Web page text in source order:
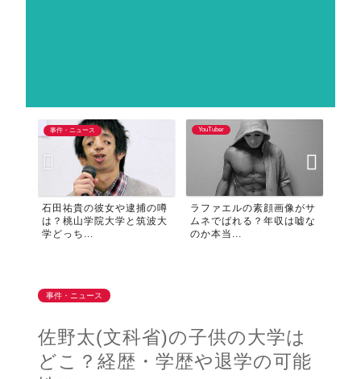
事件・ニュース
石田祐貴の彼女や逮捕の噂
は？桃山学院大学と筑波大
学どっち...
YouTuber
ラファエルの素顔画像がサ
ムネでばれる？年収は嘘な
のか本当...
事件・ニュース
佐野太(文科省)の子供の大学は
どこ？経歴・学歴や退学の可能